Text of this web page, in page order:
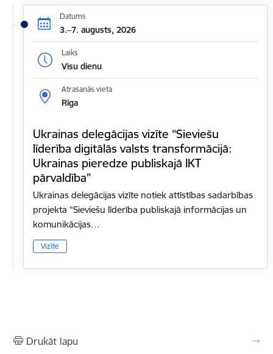
Datums
3.–7. augusts, 2026
Laiks
Visu dienu
Atrašanās vieta
Rīga
Ukrainas delegācijas vizīte “Sieviešu
līderība digitālās valsts transformācijā:
Ukrainas pieredze publiskajā IKT
pārvaldība”
Ukrainas delegācijas vizīte notiek attīstības sadarbības
projekta “Sieviešu līderība publiskajā informācijas un
komunikācijas…
Vizīte
Drukāt lapu